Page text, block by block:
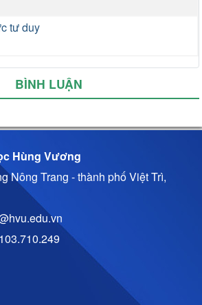
tư duy
BÌNH LUẬN
Hùng Vương
Nông Trang - thành phố Việt Trì,